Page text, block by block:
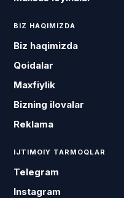
BIZ HAQIMIZDA
Biz haqimizda
Qoidalar
Maxfiylik
Bizning ilovalar
Reklama
IJTIMOIY TARMOQLAR
Telegram
Instagram